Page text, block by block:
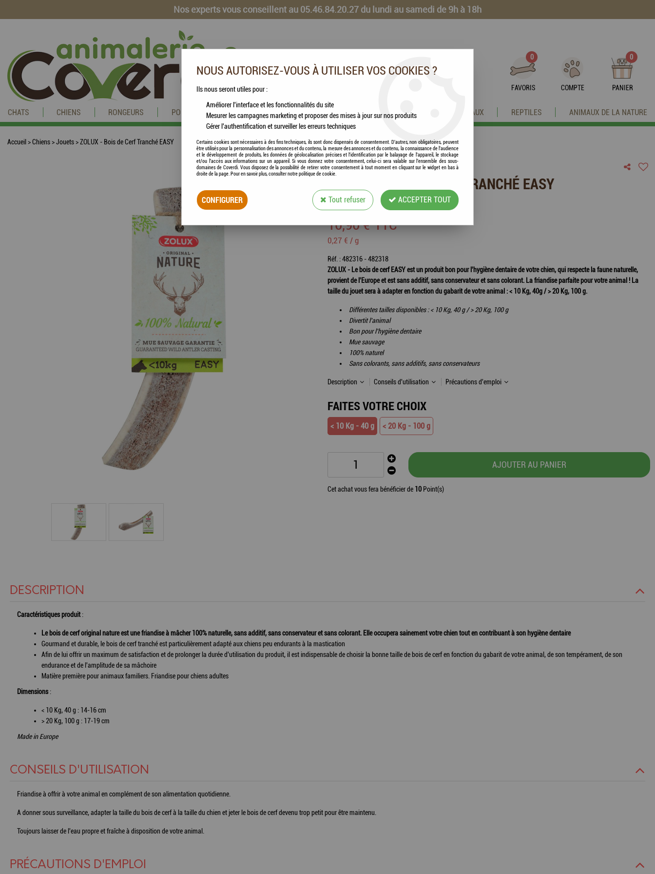
Nos experts vous conseillent au 05.46.84.20.27 du lundi au samedi de 9h à 18h
0
FAVORIS COMPTE
0
PANIER
CHATS CHIENS RONGEURS POISSONS CHEVAUX VOLAILLES ANIMAUX DE LA FERME OISEAUX REPTILES ANIMAUX DE LA NATURE
Accueil >Chiens>Jouets>ZOLUX - Bois de Cerf Tranché EASY
ZOLUX - BOIS DE CERF TRANCHÉ EASY
Soyez le premier à donner votre avis !
10,90 €TTC
0,27 € / g
Réf. :482316 - 482318
ZOLUX - Le bois de cerf EASY est un produit bon pour l'hygiène dentaire de votre chien, qui respecte la faune naturelle,
provient de l'Europe et est sans additif, sans conservateur et sans colorant. La friandise parfaite pour votre animal ! La
taille du jouet sera à adapter en fonction du gabarit de votre animal : < 10 Kg, 40g / > 20 Kg, 100 g.
Différentes tailles disponibles : < 10 Kg, 40 g / > 20 Kg, 100 g
Divertit l'animal
Bon pour l'hygiène dentaire
Mue sauvage
100% naturel
Sans colorants, sans additifs, sans conservateurs
Description Conseils d'utilisation Précautions d'emploi
FAITES VOTRE CHOIX
< 10 Kg - 40 g < 20 Kg - 100 g
AJOUTER AU PANIER
Cet achat vous fera bénéficier de 10 Point(s)
DESCRIPTION
Caractéristiques produit:
Le bois de cerf original nature est une friandise à mâcher 100% naturelle, sans additif, sans conservateur et sans colorant. Elle occupera sainement votre chien tout en contribuant à son hygiène dentaire
Gourmand et durable, le bois de cerf tranché est particulièrement adapté aux chiens peu endurants à la mastication
Afin de lui offrir un maximum de satisfaction et de prolonger la durée d'utilisation du produit, il est indispensable de choisir la bonne taille de bois de cerf en fonction du gabarit de votre animal, de son tempérament, de son
endurance et de l'amplitude de sa mâchoire
Matière première pour animaux familiers. Friandise pour chiens adultes
Dimensions:
< 10 Kg, 40 g : 14-16 cm
> 20 Kg, 100 g : 17-19 cm
Made in Europe
CONSEILS D'UTILISATION
Friandise à offrir à votre animal en complément de son alimentation quotidienne.
A donner sous surveillance, adapter la taille du bois de cerf à la taille du chien et jeter le bois de cerf devenu trop petit pour être maintenu.
Toujours laisser de l'eau propre et fraîche à disposition de votre animal.
PRÉCAUTIONS D'EMPLOI
NOUS AUTORISEZ-VOUS À UTILISER VOS COOKIES ?
Ils nous seront utiles pour :
Améliorer l'interface et les fonctionnalités du site
Mesurer les campagnes marketing et proposer des mises à jour sur nos produits
Gérer l'authentification et surveiller les erreurs techniques
Certains cookies sont nécessaires à des fins techniques, ils sont donc dispensés de consentement. D'autres, non obligatoires, peuvent
être utilisés pour la personnalisation des annonces et du contenu, la mesure des annonces et du contenu, la connaissance de l'audience
et le développement de produits, les données de géolocalisation précises et l'identification par le balayage de l'appareil, le stockage
et/ou l'accès aux informations sur un appareil. Si vous donnez votre consentement, celui-ci sera valable sur l’ensemble des sous-
domaines de Coverdi. Vous disposez de la possibilité de retirer votre consentement à tout moment en cliquant sur le widget en bas à
droite de la page. Pour en savoir plus, consulter notre politique de cookie.
CONFIGURER Tout refuser ACCEPTER TOUT